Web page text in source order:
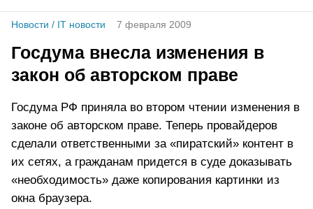
Новости / IT новости 7 февраля 2009
Госдума внесла изменения в
закон об авторском праве
Госдума РФ приняла во втором чтении изменения в
законе об авторском праве. Теперь провайдеров
сделали ответственными за «пиратский» контент в
их сетях, а гражданам придется в суде доказывать
«необходимость» даже копирования картинки из
окна браузера.